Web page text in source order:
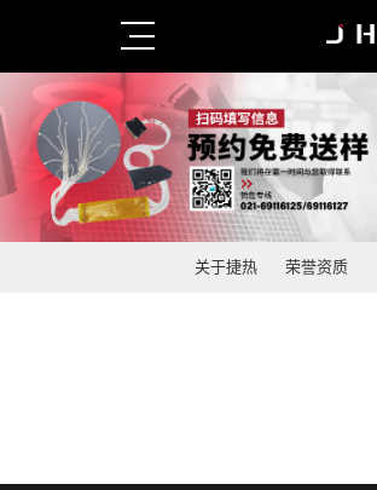
关于捷热 荣誉资质